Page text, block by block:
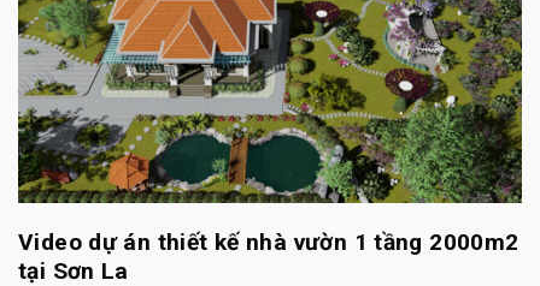
Video dự án thiết kế nhà vườn 1 tầng 2000m2
tại Sơn La